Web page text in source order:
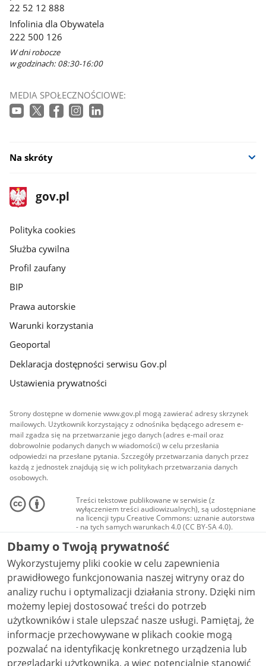
22 52 12 888
Infolinia dla Obywatela
222 500 126
W dni robocze
w godzinach: 08:30-16:00
MEDIA SPOŁECZNOŚCIOWE:
Na skróty
stopka
gov.pl
Strona
gov.pl
gov.pl
Polityka cookies
Służba cywilna
Profil zaufany
BIP
Prawa autorskie
Warunki korzystania
Geoportal
Deklaracja dostępności serwisu Gov.pl
Ustawienia prywatności
Strony dostępne w domenie www.gov.pl mogą zawierać adresy skrzynek
mailowych. Użytkownik korzystający z odnośnika będącego adresem e-
mail zgadza się na przetwarzanie jego danych (adres e-mail oraz
dobrowolnie podanych danych w wiadomości) w celu przesłania
odpowiedzi na przesłane pytania. Szczegóły przetwarzania danych przez
każdą z jednostek znajdują się w ich politykach przetwarzania danych
osobowych.
Treści tekstowe publikowane w serwisie (z
wyłączeniem treści audiowizualnych), są udostępniane
na licencji typu Creative Commons: uznanie autorstwa
- na tych samych warunkach 4.0 (CC BY-SA 4.0).
Materiały audiowizualne, w tym zdjęcia, materiały
audio i wideo, są udostępniane na licencji typu
Creative Commons: uznanie autorstwa użycie
niekomercyjne - bez utworów zależnych 4.0 (CC BY-
NC-ND 4.0), o ile nie jest to stwierdzone inaczej.
Dbamy o Twoją prywatność
Wykorzystujemy pliki cookie w celu zapewnienia
prawidłowego funkcjonowania naszej witryny oraz do
analizy ruchu i optymalizacji działania strony. Dzięki nim
możemy lepiej dostosować treści do potrzeb
użytkowników i stale ulepszać nasze usługi. Pamiętaj, że
informacje przechowywane w plikach cookie mogą
pozwalać na identyfikację konkretnego urządzenia lub
przeglądarki użytkownika, a więc potencjalnie stanowić